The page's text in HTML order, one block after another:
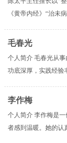
《黄帝内经》“治未
毛春光
个人简介 毛春光从
功底深厚，实践经验
李作梅
个人简介 李作梅是
者感到温暖。她的认